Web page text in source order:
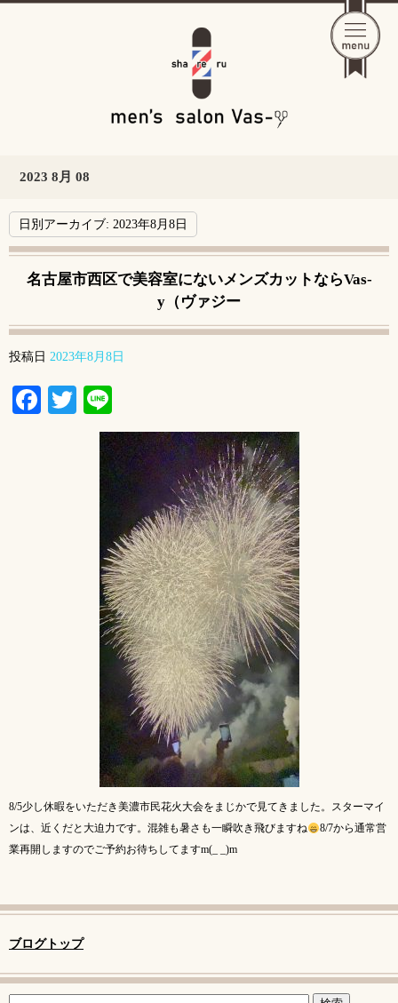
2023 8月 08
日別アーカイブ: 2023年8月8日
名古屋市西区で美容室にないメンズカットならVas-
y（ヴァジー
投稿日 2023年8月8日
Facebook
Twitter
8/5少し休暇をいただき美濃市民花火大会をまじかで見てきました。スターマイ
ンは、近くだと大迫力です。混雑も暑さも一瞬吹き飛びますね
8/7から通常営
業再開しますのでご予約お待ちしてますm(_ _)m
ブログトップ